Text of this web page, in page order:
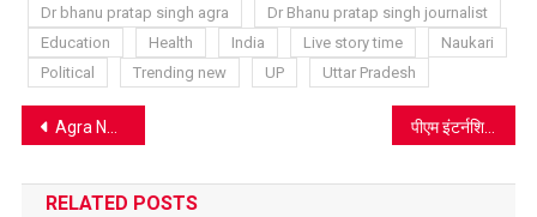
Dr bhanu pratap singh agra
Dr Bhanu pratap singh journalist
Education
Health India Live story time
Naukari
Political
Trending new UP Uttar Pradesh
Post
navigation
Agra News: नगर निगम आगरा ने 151 कन्याओं का किया पूजन, डांडिया उत्सव के साथ गिफ्ट भी बांटे पीएम इंटर्नशिप स्कीम पोर्टल पर पंजीकरण शुरू, हर महीने मिलेंगे 5000 रुपये, 21-24 वर्ष की आयु के युवा कर सकते हैं आवेदन
RELATED POSTS